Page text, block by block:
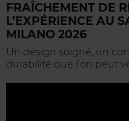
FRAÎCHEMENT DE
L’EXPÉRIENCE AU
MILANO 2026
Un design soigné, un
durabilité que l’on peut